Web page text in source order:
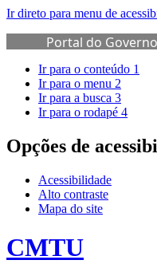
Ir direto para menu de
Portal do
de Governo
Ir para o conteúdo 1
Ir para o menu 2
Ir para a busca 3
Ir para o rodapé 4
Opções de
Acessibilidade
Alto contraste
Mapa do site
CMTU